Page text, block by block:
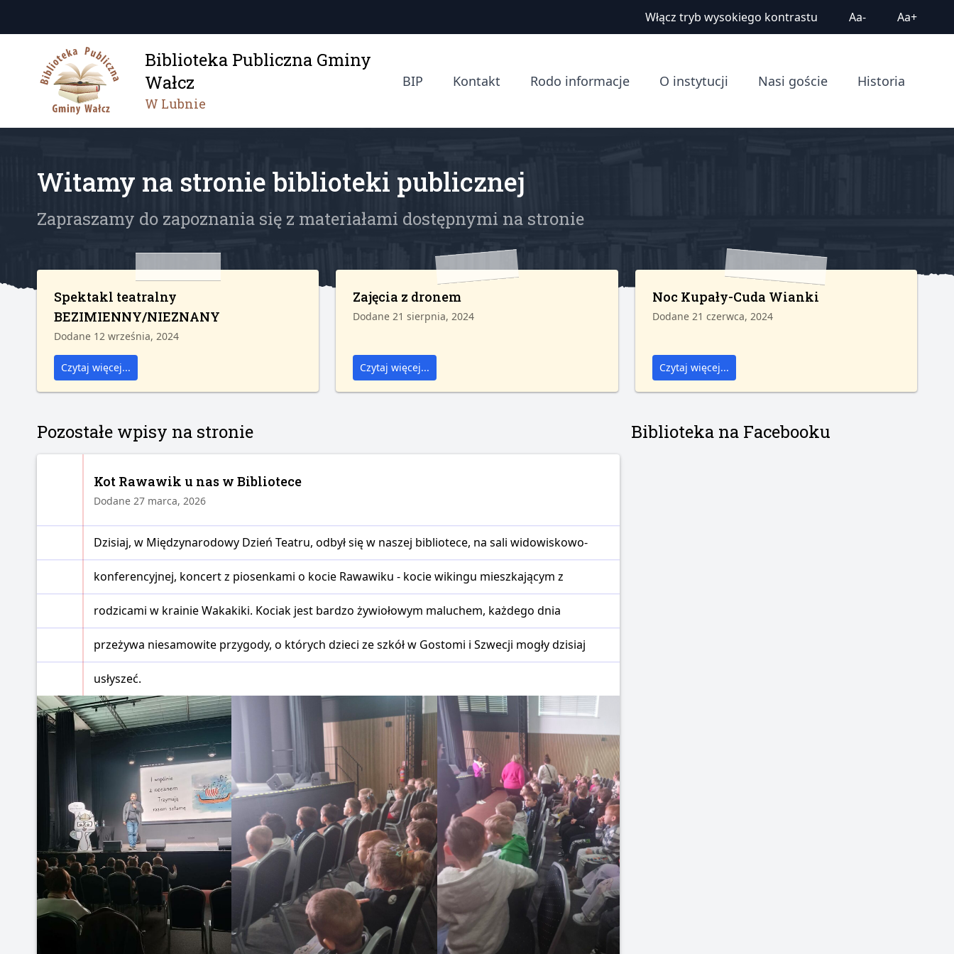
Włącz tryb wysokiego kontrastu Aa- Aa+
Biblioteka Publiczna Gminy
Wałcz
W Lubnie
BIP Kontakt Rodo informacje O instytucji Nasi goście Historia
Witamy na stronie biblioteki publicznej
Zapraszamy do zapoznania się z materiałami dostępnymi na stronie
Spektakl teatralny
BEZIMIENNY/NIEZNANY
Dodane 12 września, 2024
Czytaj więcej...
Zajęcia z dronem
Dodane 21 sierpnia, 2024
Czytaj więcej...
Noc Kupały-Cuda Wianki
Dodane 21 czerwca, 2024
Czytaj więcej...
Pozostałe wpisy na stronie
Kot Rawawik u nas w Bibliotece
Dodane 27 marca, 2026
Dzisiaj, w Międzynarodowy Dzień Teatru, odbył się w naszej bibliotece, na sali widowiskowo-
konferencyjnej, koncert z piosenkami o kocie Rawawiku - kocie wikingu mieszkającym z
rodzicami w krainie Wakakiki. Kociak jest bardzo żywiołowym maluchem, każdego dnia
przeżywa niesamowite przygody, o których dzieci ze szkół w Gostomi i Szwecji mogły dzisiaj
usłyszeć.
Biblioteka na Facebooku